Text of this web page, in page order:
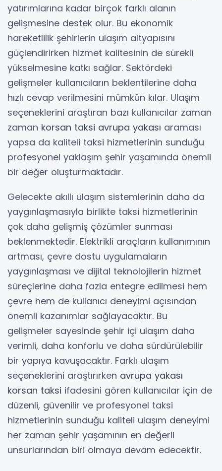
yatırımlarına kadar birçok farklı alanın
gelişmesine destek olur. Bu ekonomik
hareketlilik şehirlerin ulaşım altyapısını
güçlendirirken hizmet kalitesinin de sürekli
yükselmesine katkı sağlar. Sektördeki
gelişmeler kullanıcıların beklentilerine daha
hızlı cevap verilmesini mümkün kılar. Ulaşım
seçeneklerini araştıran bazı kullanıcılar zaman
zaman korsan taksi avrupa yakası araması
yapsa da kaliteli taksi hizmetlerinin sunduğu
profesyonel yaklaşım şehir yaşamında önemli
bir değer oluşturmaktadır.
Gelecekte akıllı ulaşım sistemlerinin daha da
yaygınlaşmasıyla birlikte taksi hizmetlerinin
çok daha gelişmiş çözümler sunması
beklenmektedir. Elektrikli araçların kullanımının
artması, çevre dostu uygulamaların
yaygınlaşması ve dijital teknolojilerin hizmet
süreçlerine daha fazla entegre edilmesi hem
çevre hem de kullanıcı deneyimi açısından
önemli kazanımlar sağlayacaktır. Bu
gelişmeler sayesinde şehir içi ulaşım daha
verimli, daha konforlu ve daha sürdürülebilir
bir yapıya kavuşacaktır. Farklı ulaşım
seçeneklerini araştırırken avrupa yakası
korsan taksi ifadesini gören kullanıcılar için de
düzenli, güvenilir ve profesyonel taksi
hizmetlerinin sunduğu kaliteli ulaşım deneyimi
her zaman şehir yaşamının en değerli
unsurlarından biri olmaya devam edecektir.